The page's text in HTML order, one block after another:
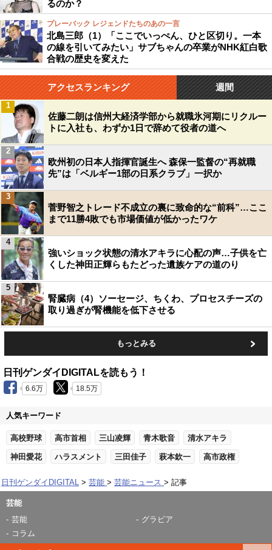
るのか？
プレーバック レジェンドたちのあの一言
北島三郎（1）「ここでいっぺん、ひと区切り。一本
の線を引いてみたい」サブちゃんの卒業がNHK紅白歌
合戦の歴史を変えた
アクセスランキング 週間
佐藤二朗は信州大経済学部から就職氷河期にリクルー
トに入社も、わずか1日で辞めて役者の道へ
1
欧州初の日本人指揮官誕生へ 森保一監督の“再就職
先”は「ベルギー1部の日系クラブ」一択か
2
菅野智之トレード不成立の裏に致命的な“前科”…ここ
まで11勝4敗でも市場価値が低かったワケ
3
強いショック状態の清水アキラに心配の声…子供を亡
くした神田正輝らもたどった遺族ケアの道のり
4
腎臓病（4）ソーセージ、ちくわ、プロセスチーズの
取り過ぎが腎機能を低下させる
5
もっとみる
日刊ゲンダイDIGITALを読もう！
6.6万 18.5万
人気キーワード
高校野球 高市首相 三山凌輝 青木歌音 清水アキラ
神田愛花 ハラスメント 三田佳子 萩本欽一 高市政権
日刊ゲンダイDIGITAL 芸能 芸能ニュース 記事
芸能
芸能
グラビア
コラム